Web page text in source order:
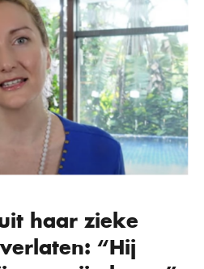
haar zieke
“Hij